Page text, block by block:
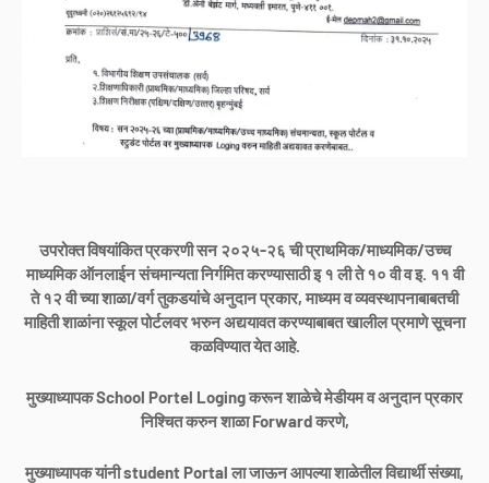
उपरोक्त विषयांकित प्रकरणी सन २०२५-२६ ची प्राथमिक/माध्यमिक/उच्च
माध्यमिक ऑनलाईन संचमान्यता निर्गमित करण्यासाठी इ १ ली ते १० वी व इ. ११ वी
ते १२ वी च्या शाळा/वर्ग तुकडयांचे अनुदान प्रकार, माध्यम व व्यवस्थापनाबाबतची
माहिती शाळांना स्कूल पोर्टलवर भरुन अद्ययावत करण्याबाबत खालील प्रमाणे सूचना
कळविण्यात येत आहे.
मुख्याध्यापक School Portel Loging करून शाळेचे मेडीयम व अनुदान प्रकार
निश्चित करुन शाळा Forward करणे,
मुख्याध्यापक यांनी student Portal ला जाऊन आपल्या शाळेतील विद्यार्थी संख्या,